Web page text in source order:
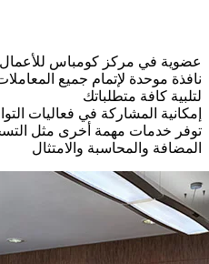
عضوية في مركز كومباس للأعمال
نافذة موحدة لإتمام جميع
لتلبية كافة متطلباتك
إمكانية المشاركة في فعاليات
توفر خدمات مهمة أخرى مثل
المضافة والمحاسبة والامتثال